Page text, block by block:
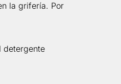
la grifería. Por
detergente